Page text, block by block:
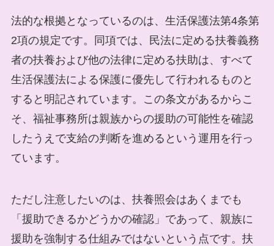
法的な根拠となっているのは、生活保護法第4条第
2項の規定です。同項では、民法に定める扶養義務
者の扶養および他の法律に定める扶助は、すべて
生活保護法による保護に優先して行われるものと
すると明記されています。この条文があるからこ
そ、福祉事務所は親族からの援助の可能性を確認
したうえで支給の判断を進めるという運用を行っ
ています。
ただし注意したいのは、扶養照会はあくまでも
「援助できるかどうかの確認」であって、親族に
援助を強制する仕組みではないという点です。扶